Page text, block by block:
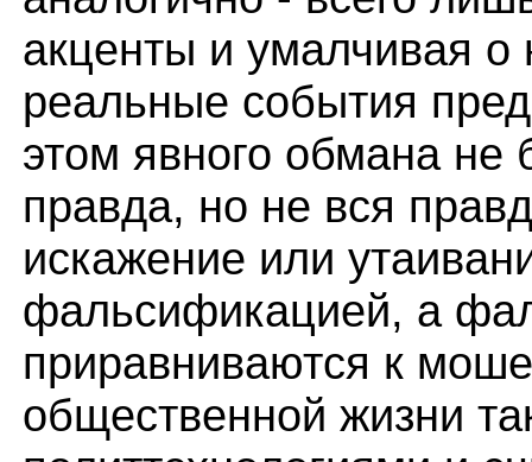
акценты и умалчивая о
реальные события
этом явного обмана не
правда, но не вся
искажение или
фальсификацией, а
приравниваются к
общественной жизни